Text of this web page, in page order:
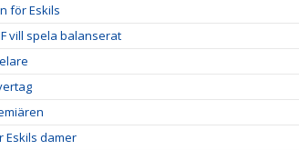
för Eskils
vill spela balanserat
Eskils damer